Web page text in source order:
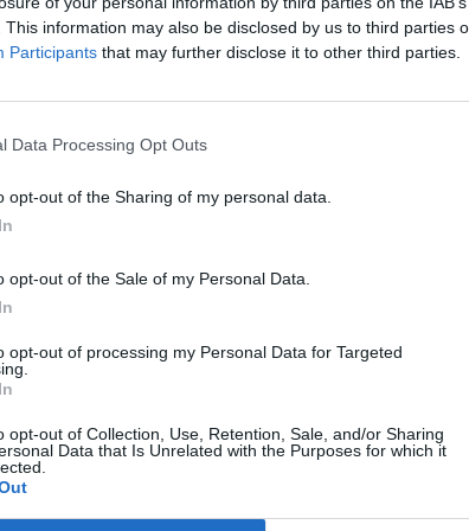
This information may also be disclosed by us to third parties
Participants that may further disclose it to other third parties.
Data Processing Opt Outs
opt-out of the Sharing of my personal data.
opt-out of the Sale of my Personal Data.
opt-out of processing my Personal Data for Targeted
opt-out of Collection, Use, Retention, Sale, and/or Sharing
Data that Is Unrelated with the Purposes for which it
szerint a július 21-i euróövezeti csúcstalálkozón
euróra emelkedik. Az EFSF feladatkörének
parlamentjeinek törvényerőre...
portfolio.hu hírarchívumához tartozik, melynek
cikkarchívum
elmúlt 2 év napon belüli
Előfizetés